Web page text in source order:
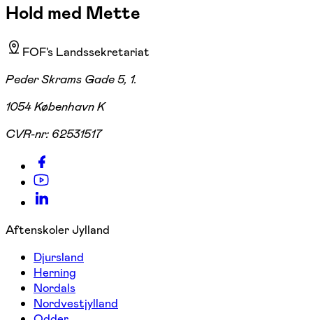
Hold med Mette
FOF's Landssekretariat
Peder Skrams Gade 5, 1.
1054 København K
CVR-nr: 62531517
Aftenskoler Jylland
Djursland
Herning
Nordals
Nordvestjylland